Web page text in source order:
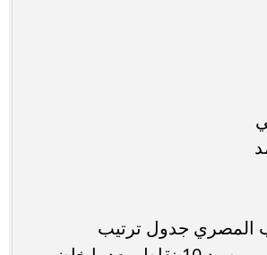
المصري جدول ترتيب